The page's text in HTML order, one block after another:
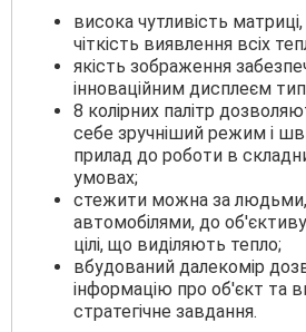
висока чутливість
чіткість виявлення всіх
якість зображення
інноваційним дисплеєм
8 колірних палітр
себе зручніший режим і
прилад до роботи в
умовах;
стежити можна за
автомобілями, до
цілі, що виділяють тепло;
вбудований далекомір
інформацію про об'єкт та
стратегічне завдання.